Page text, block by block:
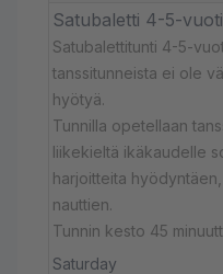
Satubaletti 4-5-
Satubalettitunti 4-5-
tanssitunneista ei ole
hyötyä.
Tunnilla opetellaan
liikekieltä ikäkaudelle
harjoitteita
nauttien.
Tunnin kesto 45
Saturday